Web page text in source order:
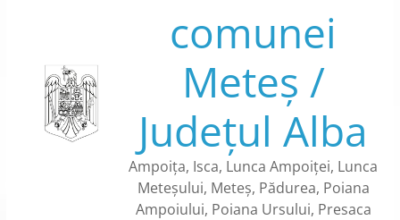
ANUNT INTERVENTII DEZINSECTIE
ANUNT COLECTARE DATE
CADASTRU SISTEMATIC – SECTOR
CADASTRAL NR.84 DIN SATUL
BENEFICII CARTE DE IDENTITATE
ELECTRONICA
comunei
Meteș /
Județul Alba
Ampoița, Isca, Lunca Ampoiței, Lunca
Meteșului, Meteș, Pădurea, Poiana
Ampoiului, Poiana Ursului, Presaca